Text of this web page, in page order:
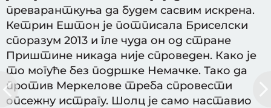
преваранткуња да будем сасвим искрена.
Кетрин Ештон је потписала Бриселски
споразум 2013 и гле чуда он од стране
Приштине никада није спроведен. Како је
то могуће без подршке Немачке. Тако да
против Меркелове треба спровести
опсежну истрагу. Шолц је само наставио